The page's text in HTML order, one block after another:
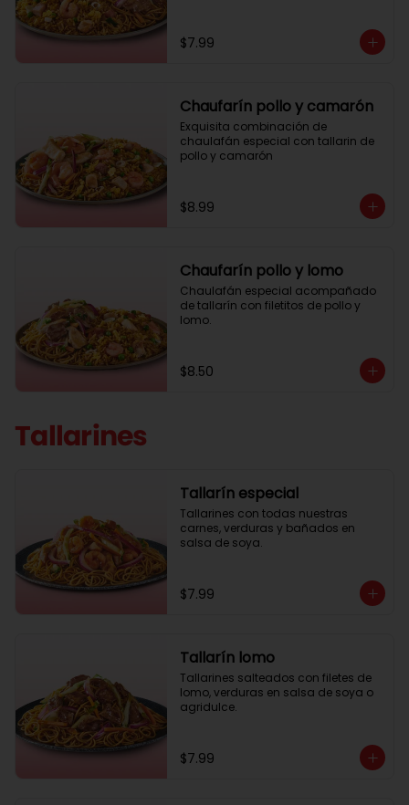
$7.99
Chaufarín pollo y camarón
Exquisita combinación de
chaulafán especial con tallarin de
pollo y camarón
$8.99
Chaufarín pollo y lomo
Chaulafán especial acompañado
de tallarín con filetitos de pollo y
lomo.
$8.50
Tallarines
Tallarín especial
Tallarines con todas nuestras
carnes, verduras y bañados en
salsa de soya.
$7.99
Tallarín lomo
Tallarines salteados con filetes de
lomo, verduras en salsa de soya o
agridulce.
$7.99